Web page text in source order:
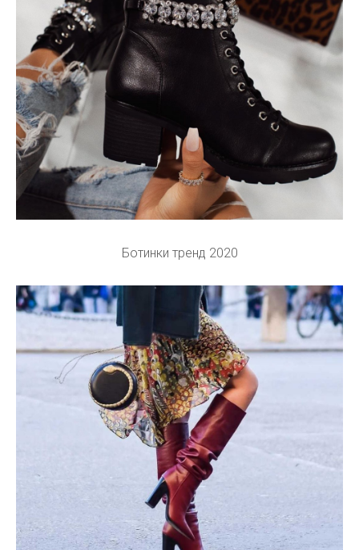
Ботинки тренд 2020